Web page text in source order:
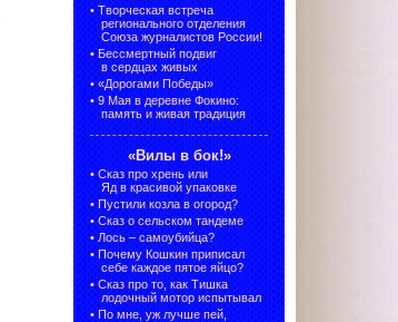
• Творческая встреча
регионального отделения
Союза журналистов России!
• Бессмертный подвиг
в сердцах живых
• «Дорогами Победы»
• 9 Мая в деревне Фокино:
память и живая традиция
«Вилы в бок!»
• Сказ про хрень или
Яд в красивой упаковке
• Пустили козла в огород?
• Сказ о сельском тандеме
• Лось – самоубийца?
• Почему Кошкин приписал
себе каждое пятое яйцо?
• Сказ про то, как Тишка
лодочный мотор испытывал
• По мне, уж лучше пей,